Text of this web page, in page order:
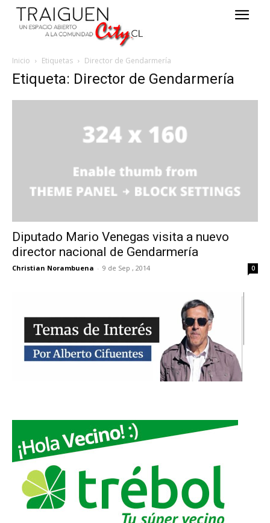
Inicio Etiquetas Director de Gendarmería
Etiqueta: Director de Gendarmería
Diputado Mario Venegas visita a nuevo
director nacional de Gendarmería
Christian Norambuena - 9 de Sep , 2014 0